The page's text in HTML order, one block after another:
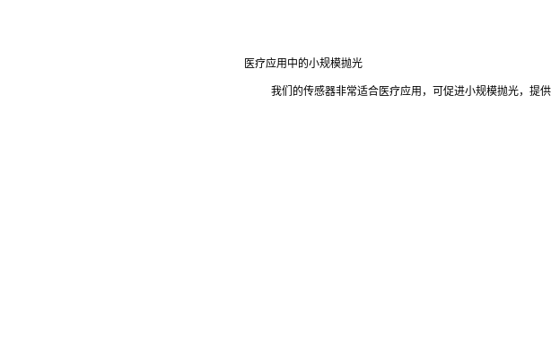
医疗应用中的小规模抛光
我们的传感器非常适合医疗应用，可促进小规模抛光，提供